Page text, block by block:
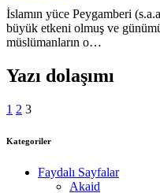
İslamın yüce Peygamberi
büyük etkeni olmuş ve
müslümanların o…
Yazı dolaşımı
1 2 3
Kategoriler
Faydalı Sayfalar
Akaid